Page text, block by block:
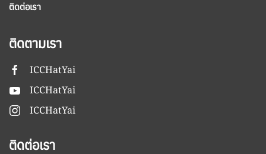
ติดต่อเรา
ติดตามเรา
ICCHatYai
ICCHatYai
ICCHatYai
ติดต่อเรา